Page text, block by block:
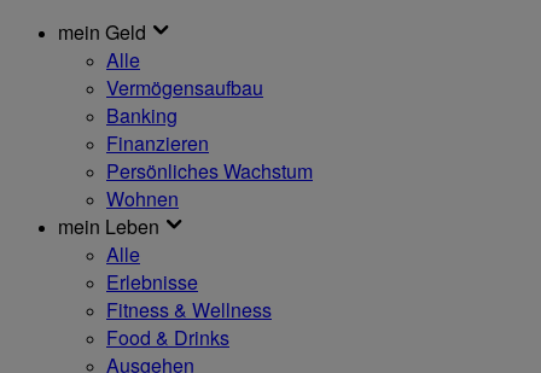
mein Geld
Alle
Vermögensaufbau
Banking
Finanzieren
Persönliches Wachstum
Wohnen
mein Leben
Alle
Erlebnisse
Fitness & Wellness
Food & Drinks
Ausgehen